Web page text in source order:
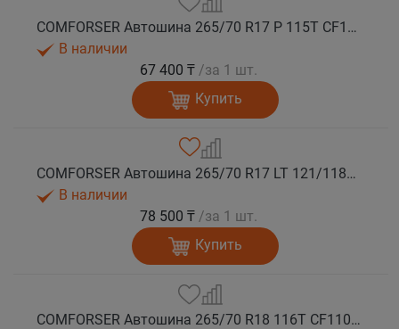
COMFORSER Автошина 265/70 R17 P 115T CF1100 RWL лето
В наличии
67 400 ₸ /за 1 шт.
Купить
COMFORSER Автошина 265/70 R17 LT 121/118R CF1100 10PR RWL лето
В наличии
78 500 ₸ /за 1 шт.
Купить
COMFORSER Автошина 265/70 R18 116T CF1100 RWL лето